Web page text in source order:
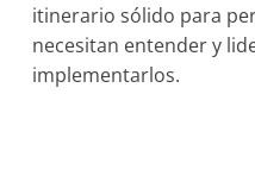
itinerario sólido para
necesitan entender y
implementarlos.